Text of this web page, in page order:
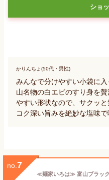
ショ
かりんちょ(50代・男性)
みんなで分けやすい小袋に
山名物の白エビのすり身を
やすい形状なので、サクッ
コク深い旨みを絶妙な塩味で
no. 7